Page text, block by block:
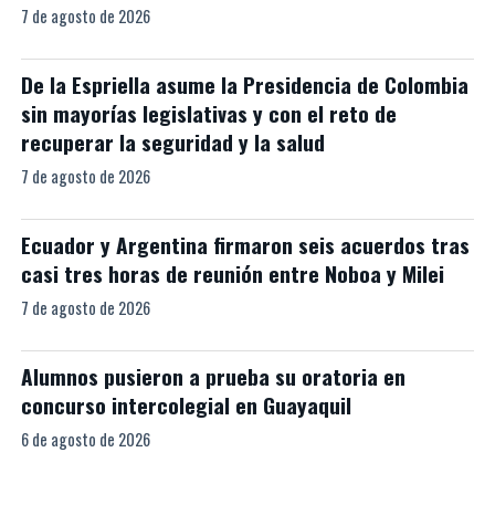
7 de agosto de 2026
De la Espriella asume la Presidencia de Colombia
sin mayorías legislativas y con el reto de
recuperar la seguridad y la salud
7 de agosto de 2026
Ecuador y Argentina firmaron seis acuerdos tras
casi tres horas de reunión entre Noboa y Milei
7 de agosto de 2026
Alumnos pusieron a prueba su oratoria en
concurso intercolegial en Guayaquil
6 de agosto de 2026